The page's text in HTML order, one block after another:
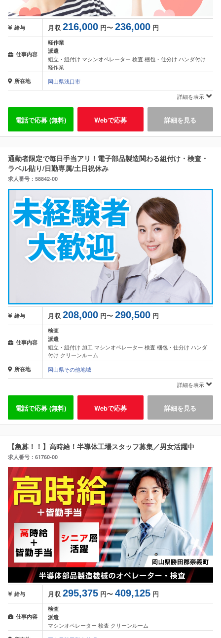
給与 月収 216,000 円〜 236,000 円
仕事内容
軽作業
派遣
組立・組付け マシンオペレーター 検査 梱包・仕分け ハンダ付け
軽作業
所在地
岡山県浅口市
詳細を表示
電話で応募 (無料) Webで応募 詳細を見る
通勤者限定で毎日手当アリ！電子部品製造関わる組付け・検査・
ラベル貼り/日勤専属/土日祝休み
求人番号：58842-00
給与 月収 208,000 円〜 290,500 円
仕事内容
検査
派遣
組立・組付け 加工 マシンオペレーター 検査 梱包・仕分け ハンダ
付け クリーンルーム
所在地
岡山県その他地域
詳細を表示
電話で応募 (無料) Webで応募 詳細を見る
【急募！！】高時給！半導体工場スタッフ募集／男女活躍中
求人番号：61760-00
給与 月収 295,375 円〜 409,125 円
仕事内容
検査
派遣
マシンオペレーター 検査 クリーンルーム